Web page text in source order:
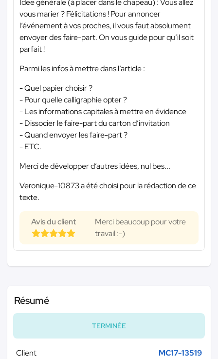
vous marier ? Félicitations ! Pour annoncer
l’événement à vos proches, il vous faut absolument
envoyer des faire-part. On vous guide pour qu’il soit
parfait !
Parmi les infos à mettre dans l’article :
- Quel papier choisir ?
- Pour quelle calligraphie opter ?
- Les informations capitales à mettre en évidence
- Dissocier le faire-part du carton d’invitation
- Quand envoyer les faire-part ?
- ETC.
Merci de développer d’autres idées, nul bes...
Veronique-10873 a été choisi pour la rédaction de ce
texte.
Avis du client
Merci beaucoup pour votre
travail :-)
Résumé
TERMINÉE
Client
MC17-13519